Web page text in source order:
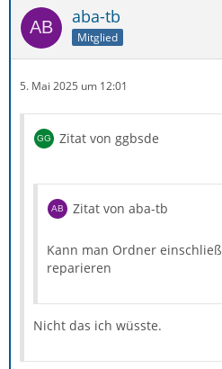
aba-tb
Mitglied
5. Mai 2025 um 12:01
Zitat von ggbsde
Zitat von aba-tb
Kann man Ordner
reparieren
Nicht das ich wüsste.